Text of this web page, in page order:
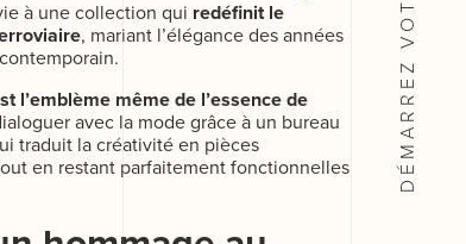
à une collection qui redéfinit le
, mariant l’élégance des années
l’emblème même de l’essence de
avec la mode grâce à un bureau
traduit la créativité en pièces
en restant parfaitement fonctionnelles